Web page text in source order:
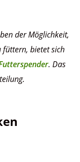
der Möglichkeit,
bietet sich
. Das